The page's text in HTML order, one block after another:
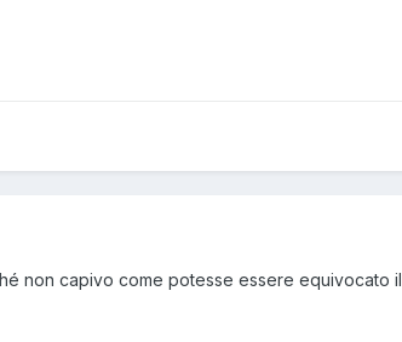
non capivo come potesse essere equivocato il